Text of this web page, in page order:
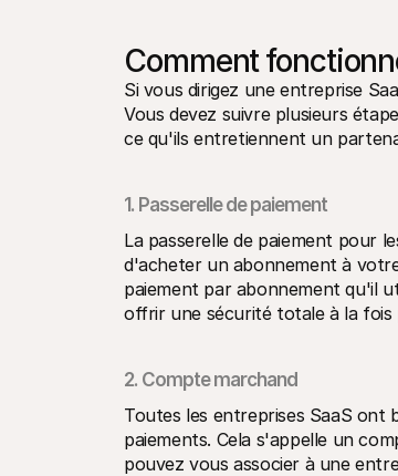
Comment
Si vous dirigez une entreprise
Vous devez suivre plusieurs
ce qu'ils entretiennent un
1. Passerelle de paiement
La passerelle de paiement pour
d'acheter un abonnement à
paiement par abonnement qu'il
offrir une sécurité totale à la
2. Compte marchand
Toutes les entreprises SaaS ont
paiements. Cela s'appelle un
pouvez vous associer à une